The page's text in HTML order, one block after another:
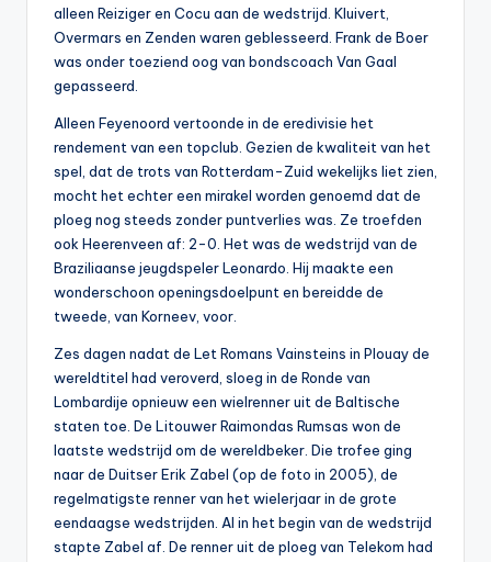
alleen Reiziger en Cocu aan de wedstrijd. Kluivert,
Overmars en Zenden waren geblesseerd. Frank de Boer
was onder toeziend oog van bondscoach Van Gaal
gepasseerd.
Alleen Feyenoord vertoonde in de eredivisie het
rendement van een topclub. Gezien de kwaliteit van het
spel, dat de trots van Rotterdam-Zuid wekelijks liet zien,
mocht het echter een mirakel worden genoemd dat de
ploeg nog steeds zonder puntverlies was. Ze troefden
ook Heerenveen af: 2-0. Het was de wedstrijd van de
Braziliaanse jeugdspeler Leonardo. Hij maakte een
wonderschoon openingsdoelpunt en bereidde de
tweede, van Korneev, voor.
Zes dagen nadat de Let Romans Vainsteins in Plouay de
wereldtitel had veroverd, sloeg in de Ronde van
Lombardije opnieuw een wielrenner uit de Baltische
staten toe. De Litouwer Raimondas Rumsas won de
laatste wedstrijd om de wereldbeker. Die trofee ging
naar de Duitser Erik Zabel (op de foto in 2005), de
regelmatigste renner van het wielerjaar in de grote
eendaagse wedstrijden. Al in het begin van de wedstrijd
stapte Zabel af. De renner uit de ploeg van Telekom had